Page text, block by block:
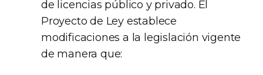
de licencias público y privado. El
Proyecto de Ley establece
modificaciones a la legislación vigente
de manera que: